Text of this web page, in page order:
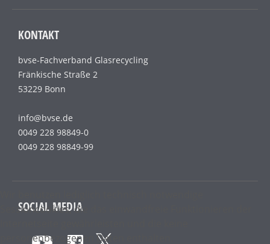
KONTAKT
bvse-Fachverband Glasrecycling
Fränkische Straße 2
53229 Bonn
info@bvse.de
0049 228 98849-0
0049 228 98849-99
SOCIAL MEDIA
Sessioncookies, die das einwandfreie Funktionieren der
personenbezogenen Daten enthalten.